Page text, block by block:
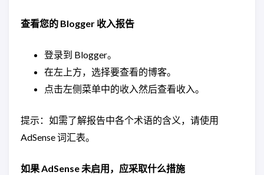
查看您的 Blogger 收入报告
登录到 Blogger。
在左上方，选择要查看的博客。
点击左侧菜单中的收入然后查看收入。
提示：如需了解报告中各个术语的含义，请使用
AdSense 词汇表。
如果 AdSense 未启用，应采取什么措施